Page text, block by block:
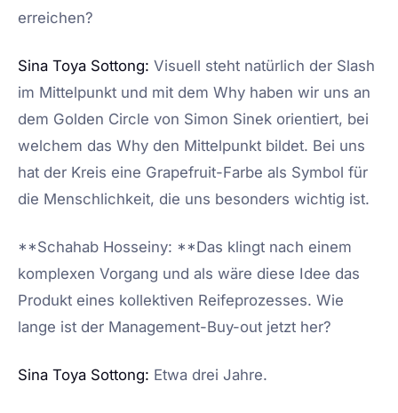
erreichen?
Sina Toya Sottong: Visuell steht natürlich der Slash
im Mittelpunkt und mit dem Why haben wir uns an
dem Golden Circle von Simon Sinek orientiert, bei
welchem das Why den Mittelpunkt bildet. Bei uns
hat der Kreis eine Grapefruit-Farbe als Symbol für
die Menschlichkeit, die uns besonders wichtig ist.
**Schahab Hosseiny: **Das klingt nach einem
komplexen Vorgang und als wäre diese Idee das
Produkt eines kollektiven Reifeprozesses. Wie
lange ist der Management-Buy-out jetzt her?
Sina Toya Sottong: Etwa drei Jahre.